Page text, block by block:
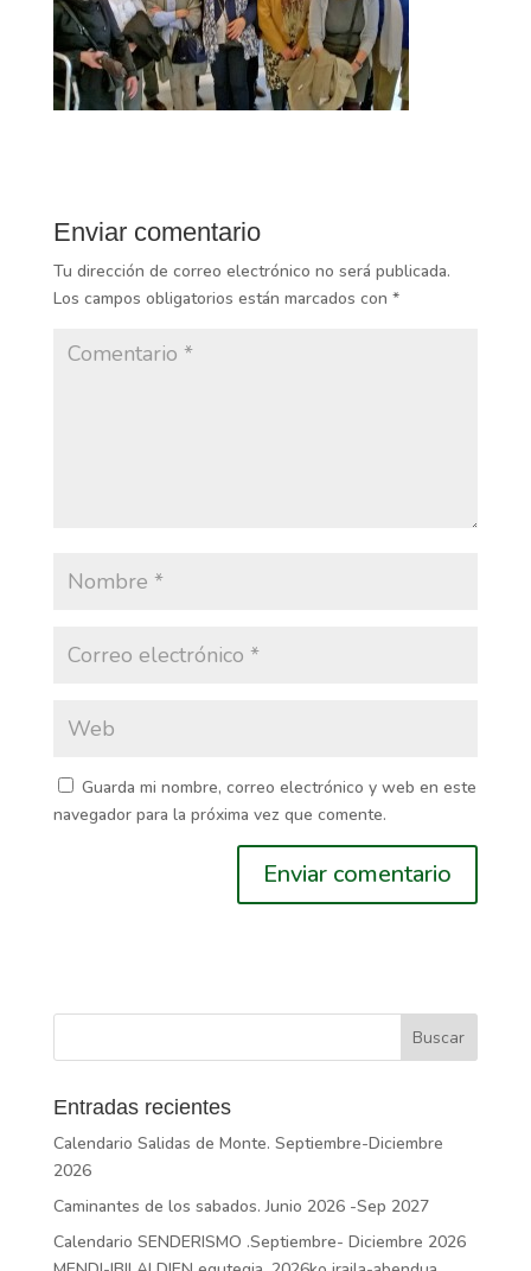
Enviar comentario
Tu dirección de correo electrónico no será publicada.
Los campos obligatorios están marcados con *
Guarda mi nombre, correo electrónico y web en este
navegador para la próxima vez que comente.
Entradas recientes
Calendario Salidas de Monte. Septiembre-Diciembre
2026
Caminantes de los sabados. Junio 2026 -Sep 2027
Calendario SENDERISMO .Septiembre- Diciembre 2026